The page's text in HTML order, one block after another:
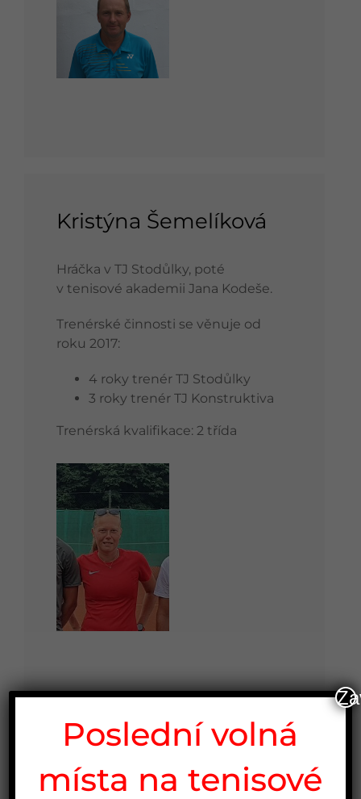
Kristýna Šemelíková
Hráčka v TJ Stodůlky, poté
v tenisové akademii Jana Kodeše.
Trenérské činnosti se věnuje od
roku 2017:
4 roky trenér TJ Stodůlky
3 roky trenér TJ Konstruktiva
Trenérská kvalifikace: 2 třída
Veronika Prokopová
Poslední volná
místa na tenisové